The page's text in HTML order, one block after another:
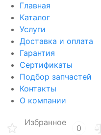
Главная
Каталог
Услуги
Доставка и оплата
Гарантия
Сертификаты
Подбор запчастей
Контакты
О компании
Избранное
0